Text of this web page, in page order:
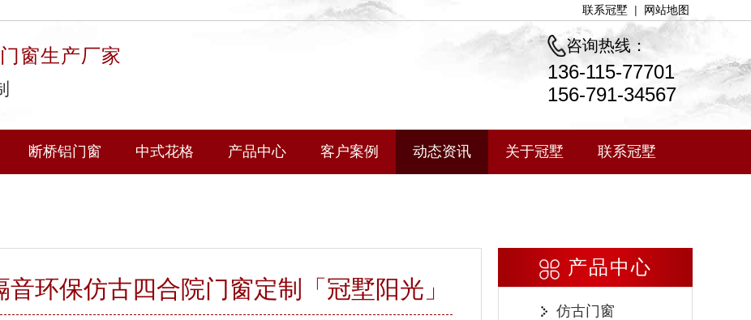
联系冠墅 | 网站地图
窗生产厂家 咨询热线：
136-115-77701
156-791-34567
断桥铝门窗 中式花格 产品中心 客户案例 动态资讯 关于冠墅 联系冠墅
环保仿古四合院门窗定制「冠墅阳光」
产品中心
仿古门窗